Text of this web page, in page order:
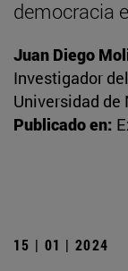
democracia
Juan Diego
Investigador
Universidad de
Publicado en:
15 | 01 | 2024